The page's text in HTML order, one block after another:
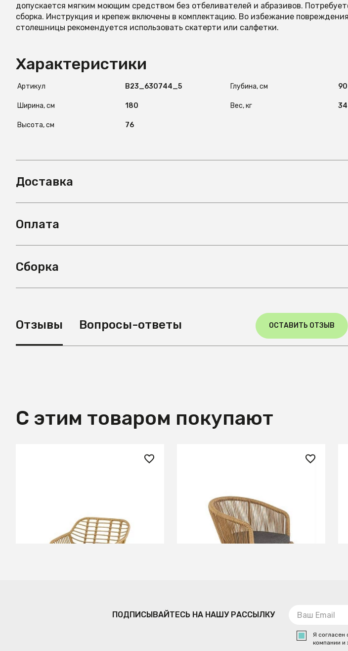
допускается мягким моющим средством без отбеливателей и абразивов.
сборка. Инструкция и крепеж включены в комплектацию. Во избежание
столешницы рекомендуется использовать скатерти или салфетки.
Характеристики
Артикул B23_630744_5
Ширина, см 180
Высота, см 76
Глубина, см 90
Вес, кг 34
Доставка
Оплата
Сборка
Отзывы Вопросы-ответы ОСТАВИТЬ ОТЗЫВ
С этим товаром покупают
В КОРЗИНУ
(натуральный/серый)
В КОРЗИНУ
ПОДПИСЫВАЙТЕСЬ НА НАШУ РАССЫЛКУ
Я согласен
компании и